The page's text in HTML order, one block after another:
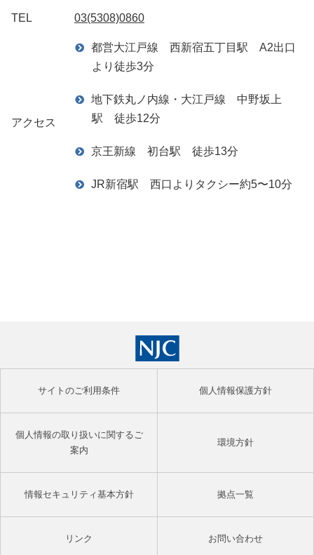
TEL 03(5308)0860
アクセス
都営大江戸線 西新宿五丁目駅 A2出口
より徒歩3分
地下鉄丸ノ内線・大江戸線 中野坂上
駅 徒歩12分
京王新線 初台駅 徒歩13分
JR新宿駅 西口よりタクシー約5〜10分
サイトのご利用条件 個人情報保護方針
個人情報の取り扱いに関するご
案内
環境方針
情報セキュリティ基本方針 拠点一覧
リンク お問い合わせ